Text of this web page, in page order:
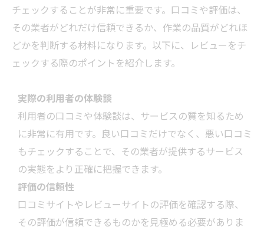
チェックすることが非常に重要です。口コミや評価は、
その業者がどれだけ信頼できるか、作業の品質がどれほ
どかを判断する材料になります。以下に、レビューをチ
ェックする際のポイントを紹介します。
実際の利用者の体験談
利用者の口コミや体験談は、サービスの質を知るため
に非常に有用です。良い口コミだけでなく、悪い口コミ
もチェックすることで、その業者が提供するサービス
の実態をより正確に把握できます。
評価の信頼性
口コミサイトやレビューサイトの評価を確認する際、
その評価が信頼できるものかを見極める必要がありま